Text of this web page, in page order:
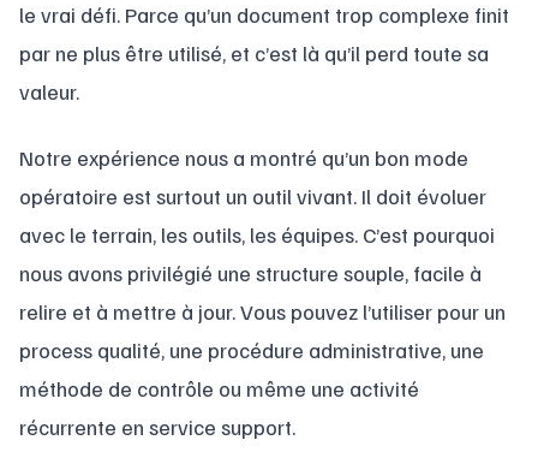
le vrai défi. Parce qu’un document trop complexe finit
par ne plus être utilisé, et c’est là qu’il perd toute sa
valeur.
Notre expérience nous a montré qu’un bon mode
opératoire est surtout un outil vivant. Il doit évoluer
avec le terrain, les outils, les équipes. C’est pourquoi
nous avons privilégié une structure souple, facile à
relire et à mettre à jour. Vous pouvez l’utiliser pour un
process qualité, une procédure administrative, une
méthode de contrôle ou même une activité
récurrente en service support.